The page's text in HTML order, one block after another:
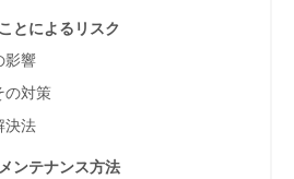
とによるリスク
影響
の対策
決法
ンテナンス方法